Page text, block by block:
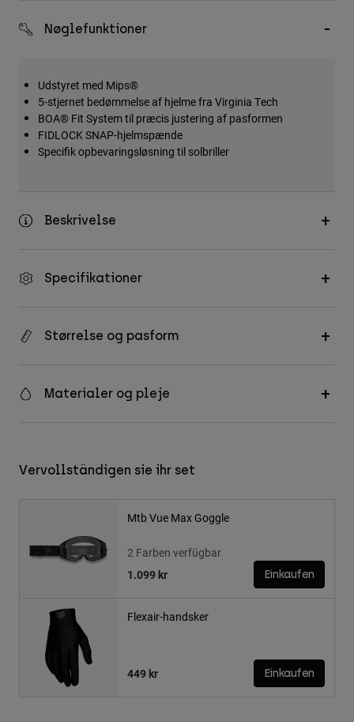
Hats & Caps
Se alle
Nøglefunktioner
Udstyret med Mips®
5-stjernet bedømmelse af hjelme fra Virginia Tech
BOA® Fit System til præcis justering af pasformen
FIDLOCK SNAP-hjelmspænde
Specifik opbevaringsløsning til solbriller
Beskrivelse
Specifikationer
Størrelse og pasform
Materialer og pleje
Vervollständigen sie ihr set
Mtb Vue Max Goggle
2 Farben verfügbar
1.099 kr
Einkaufen
Flexair-handsker
449 kr Einkaufen